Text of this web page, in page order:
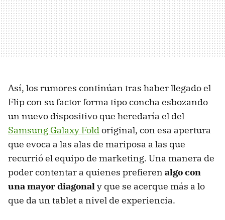
Así, los rumores continúan tras haber llegado el
Flip con su factor forma tipo concha esbozando
un nuevo dispositivo que heredaría el del
Samsung Galaxy Foldoriginal, con esa apertura
que evoca a las alas de mariposa a las que
recurrió el equipo de marketing. Una manera de
poder contentar a quienes prefieren algo con
una mayor diagonaly que se acerque más a lo
que da un tablet a nivel de experiencia.